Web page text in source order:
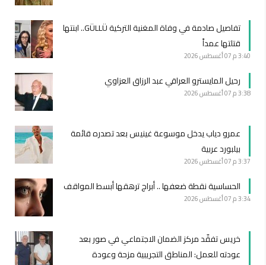
تفاصيل صادمة في وفاة المغنية التركية GÜLLÜ.. ابنتها
قتلتها عمداً
3:40 م 07 أغسطس 2026
رحيل المايسترو العراقي عبد الرزاق العزاوي
3:38 م 07 أغسطس 2026
عمرو دياب يدخل موسوعة غينيس بعد تصدره قائمة
بيلبورد عربية
3:37 م 07 أغسطس 2026
الحساسية نقطة ضعفها .. أبراج ترهقها أبسط المواقف
3:34 م 07 أغسطس 2026
خريس تفقّد مركز الضمان الاجتماعي في صور بعد
عودته للعمل: المناطق التجريبية مزحة وعودة